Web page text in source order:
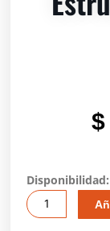
$
Disponibilidad:
Parrilla
Fija
O